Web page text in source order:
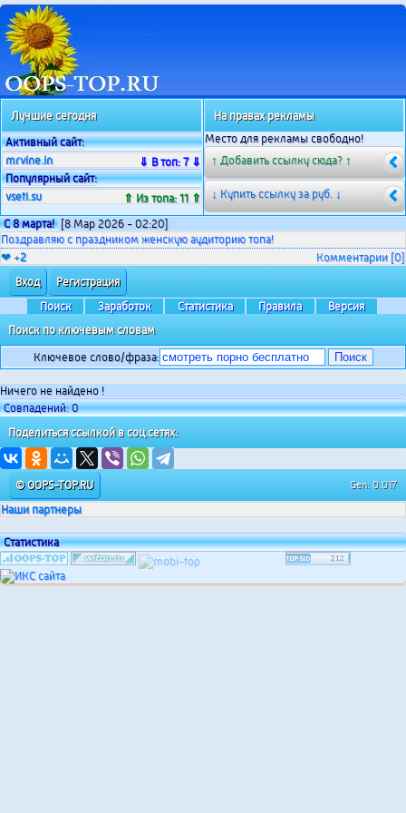
Лучшие сегодня
Активный сайт:
mrvine.in
⇓ В топ: 7 ⇓
Популярный сайт:
vseti.su
⇑ Из топа: 11 ⇑
На правах рекламы
Место для рекламы свободно!
↑ Добавить ссылку сюда? ↑
↓ Купить ссылку за руб. ↓
С 8 марта! [8 Мар 2026 - 02:20]
Поздравляю с праздником женскую аудиторию топа!
Комментарии [0]
❤ +2
Вход
Регистрация
Поиск
Заработок Статистика Правила
Версия
Поиск по ключевым словам
Ключевое слово/фраза:
Ничего не найдено !
Совпадений: 0
Поделиться ссылкой в соц.сетях:
© OOPS-TOP.RU Gen: 0.017
Наши партнеры
Статистика